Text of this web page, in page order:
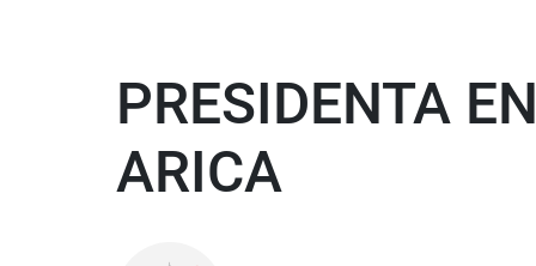
PRESIDENTA
ARICA